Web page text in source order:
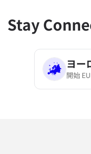
Stay
ヨー
開始